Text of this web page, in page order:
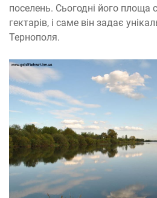
поселень. Сьогодні його площа
гектарів, і саме він задає
Тернополя.